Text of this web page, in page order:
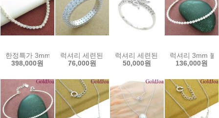
한정특가 3mm 라운드 테니스 실버목걸이 (41746c) 순은 925 은목걸
398,000원
럭셔리 세련된 2줄 큐빅 통반지 실버반지 (23236r)
76,000원
럭셔리 세련된 나비 큐빅 실버반
50,000원
럭셔리 3mm
136,000원